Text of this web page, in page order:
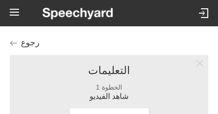
رجوع
التعليمات
الخطوة 1
شاهد الفيديو